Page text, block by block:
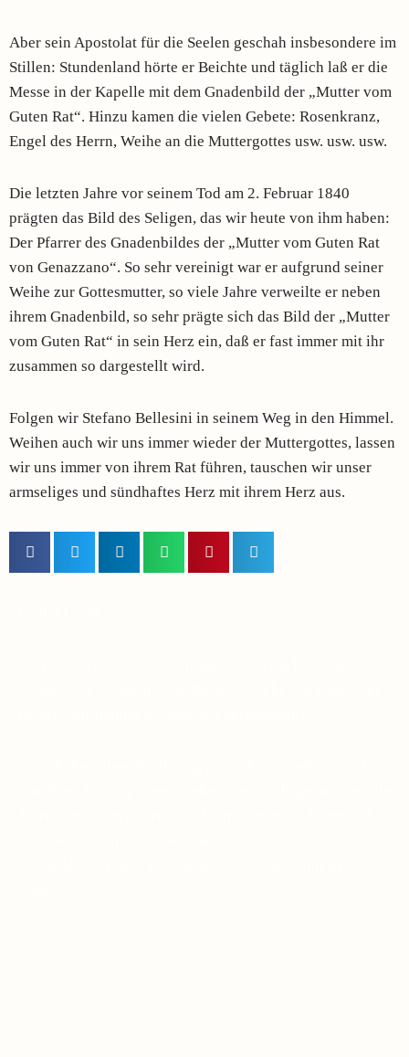
Aber sein Apostolat für die Seelen geschah insbesondere im
Stillen: Stundenland hörte er Beichte und täglich laß er die
Messe in der Kapelle mit dem Gnadenbild der „Mutter vom
Guten Rat“. Hinzu kamen die vielen Gebete: Rosenkranz,
Engel des Herrn, Weihe an die Muttergottes usw. usw. usw.
Die letzten Jahre vor seinem Tod am 2. Februar 1840
prägten das Bild des Seligen, das wir heute von ihm haben:
Der Pfarrer des Gnadenbildes der „Mutter vom Guten Rat
von Genazzano“. So sehr vereinigt war er aufgrund seiner
Weihe zur Gottesmutter, so viele Jahre verweilte er neben
ihrem Gnadenbild, so sehr prägte sich das Bild der „Mutter
vom Guten Rat“ in sein Herz ein, daß er fast immer mit ihr
zusammen so dargestellt wird.
Folgen wir Stefano Bellesini in seinem Weg in den Himmel.
Weihen auch wir uns immer wieder der Muttergottes, lassen
wir uns immer von ihrem Rat führen, tauschen wir unser
armseliges und sündhaftes Herz mit ihrem Herz aus.